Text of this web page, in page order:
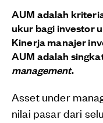
AUM adalah
ukur bagi investor
Kinerja manajer
AUM adalah
management.
Asset under
nilai pasar dari